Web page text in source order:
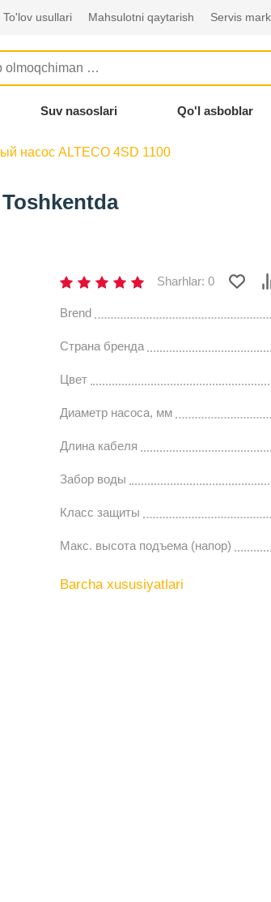
To'lov usullari Mahsulotni qaytarish Servis
Suv nasoslari Qo'l asboblar
насос ALTECO 4SD 1100
Sharhlar: 0
Brend
Страна бренда
Цвет
Диаметр насоса, мм
Длина кабеля
Забор воды
Класс защиты
Макс. высота подъема (напор)
Barcha xususiyatlari